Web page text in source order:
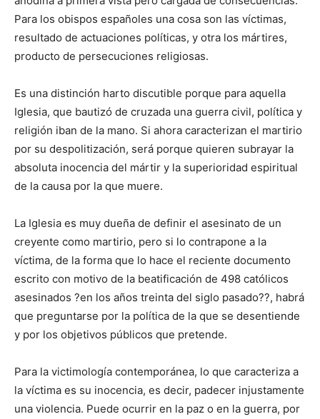
Para los obispos españoles una cosa son las víctimas,
resultado de actuaciones políticas, y otra los mártires,
producto de persecuciones religiosas.
Es una distinción harto discutible porque para aquella
Iglesia, que bautizó de cruzada una guerra civil, política y
religión iban de la mano. Si ahora caracterizan el martirio
por su despolitización, será porque quieren subrayar la
absoluta inocencia del mártir y la superioridad espiritual
de la causa por la que muere.
La Iglesia es muy dueña de definir el asesinato de un
creyente como martirio, pero si lo contrapone a la
víctima, de la forma que lo hace el reciente documento
escrito con motivo de la beatificación de 498 católicos
asesinados ?en los años treinta del siglo pasado??, habrá
que preguntarse por la política de la que se desentiende
y por los objetivos públicos que pretende.
Para la victimología contemporánea, lo que caracteriza a
la víctima es su inocencia, es decir, padecer injustamente
una violencia. Puede ocurrir en la paz o en la guerra, por